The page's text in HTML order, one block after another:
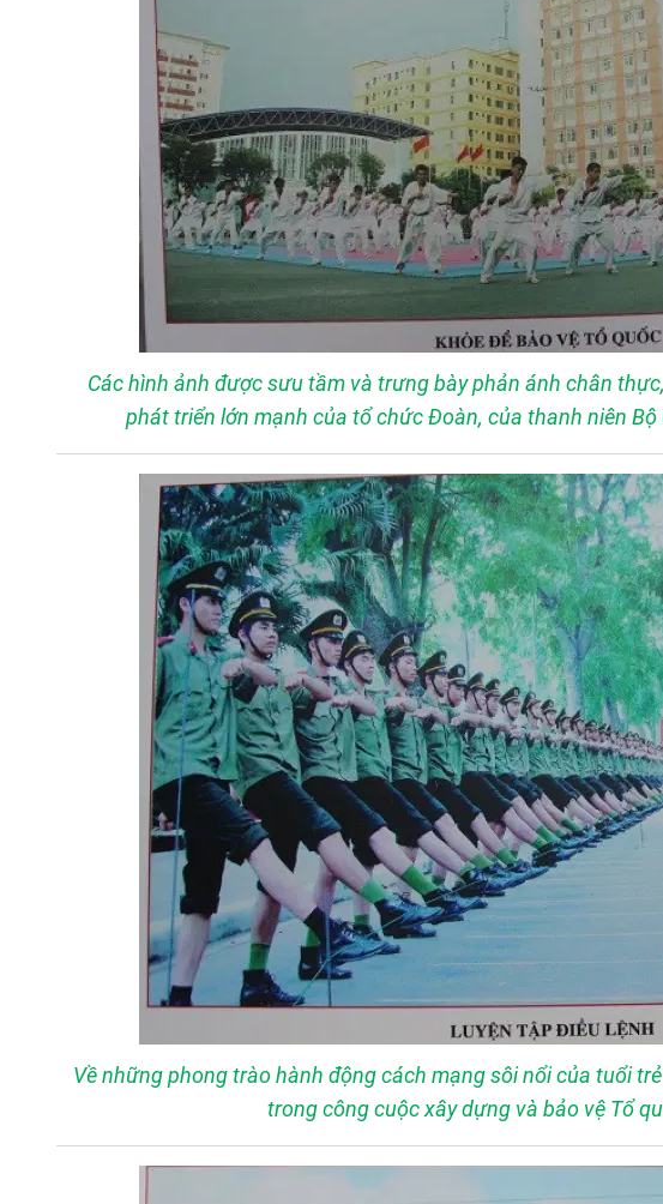
Các hình ảnh được sưu tầm và trưng bày phản ánh chân
phát triển lớn mạnh của tổ chức Đoàn, của thanh niên
Về những phong trào hành động cách mạng sôi nổi của tuổi
trong công cuộc xây dựng và bảo vệ Tổ